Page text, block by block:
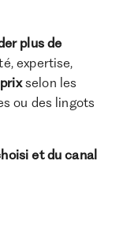
plus de
expertise,
selon les
ou des lingots
et du canal